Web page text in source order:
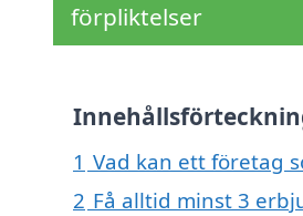
förpliktelser
1 Vad kan ett företag
2 Få alltid minst 3